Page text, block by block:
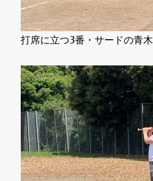
打席に立つ3番・サードの青木